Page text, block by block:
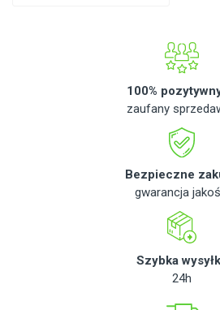
100%
zaufany
Bezpieczne
gwarancja
Szybka
24h